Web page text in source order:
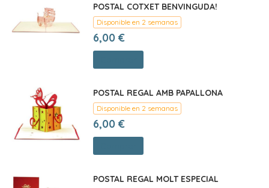
POSTAL COTXET BENVINGUDA!
Disponible en 2 semanas
6,00 €
POSTAL REGAL AMB PAPALLONA
Disponible en 2 semanas
6,00 €
POSTAL REGAL MOLT ESPECIAL